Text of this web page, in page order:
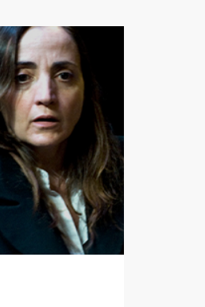
Groseil, Lisa Renaud